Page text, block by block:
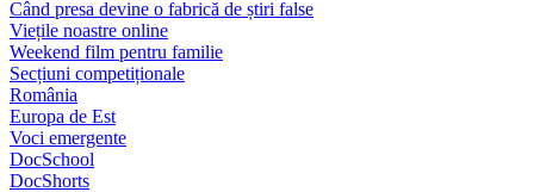
Când presa devine o fabrică de știri false
Viețile noastre online
Weekend film pentru familie
Secțiuni competiționale
România
Europa de Est
Voci emergente
DocSchool
DocShorts